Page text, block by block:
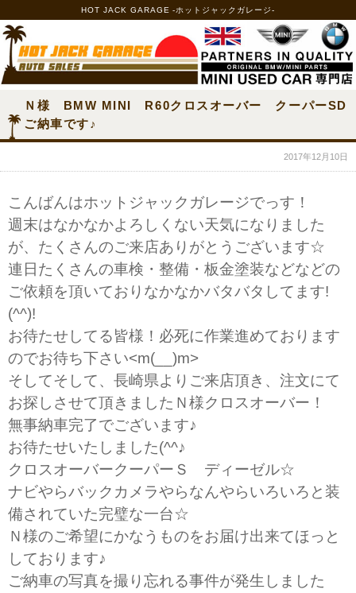
HOT JACK GARAGE -ホットジャックガレージ-
Ｎ様 BMW MINI R60クロスオーバー クーパーSD
ご納車です♪
2017年12月10日
こんばんはホットジャックガレージでっす！
週末はなかなかよろしくない天気になりました
が、たくさんのご来店ありがとうございます☆
連日たくさんの車検・整備・板金塗装などなどの
ご依頼を頂いておりなかなかバタバタしてます!
(^^)!
お待たせしてる皆様！必死に作業進めております
のでお待ち下さい<m(__)m>
そしてそして、長崎県よりご来店頂き、注文にて
お探しさせて頂きましたＮ様クロスオーバー！
無事納車完了でございます♪
お待たせいたしました(^^♪
クロスオーバークーパーＳ ディーゼル☆
ナビやらバックカメラやらなんやらいろいろと装
備されていた完璧な一台☆
Ｎ様のご希望にかなうものをお届け出来てほっと
しております♪
ご納車の写真を撮り忘れる事件が発生しました